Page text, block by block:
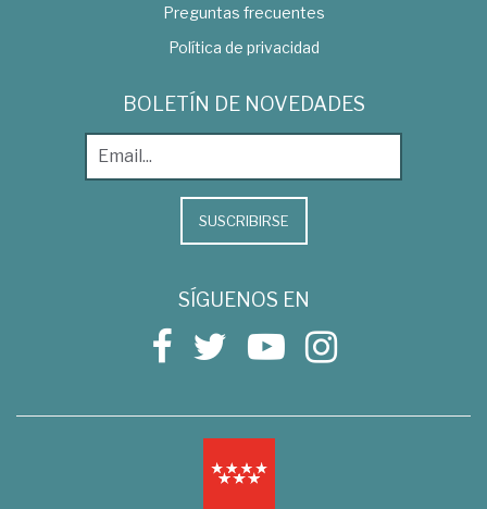
Preguntas frecuentes
Política de privacidad
BOLETÍN DE NOVEDADES
SUSCRIBIRSE
SÍGUENOS EN